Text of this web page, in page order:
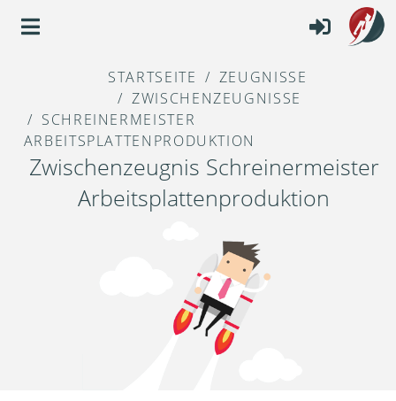
STARTSEITE
ZEUGNISSE
ZWISCHENZEUGNISSE
SCHREINERMEISTER
ARBEITSPLATTENPRODUKTION
Zwischenzeugnis Schreinermeister
Arbeitsplattenproduktion